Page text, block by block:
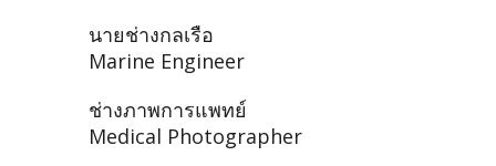
นายช่างกลเรือ
Marine Engineer
ช่างภาพการแพทย์
Medical Photographer